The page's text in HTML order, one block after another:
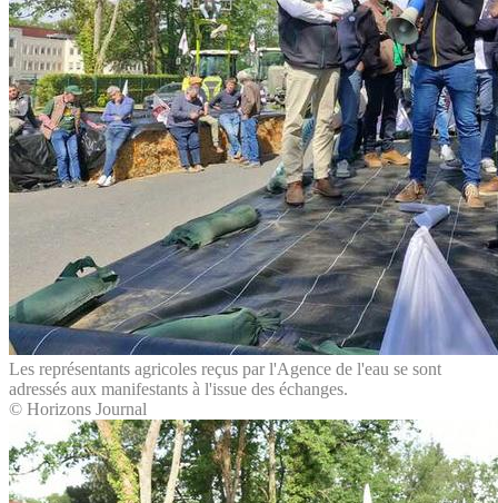
Les représentants agricoles reçus par l'Agence de l'eau se sont
adressés aux manifestants à l'issue des échanges.
© Horizons Journal